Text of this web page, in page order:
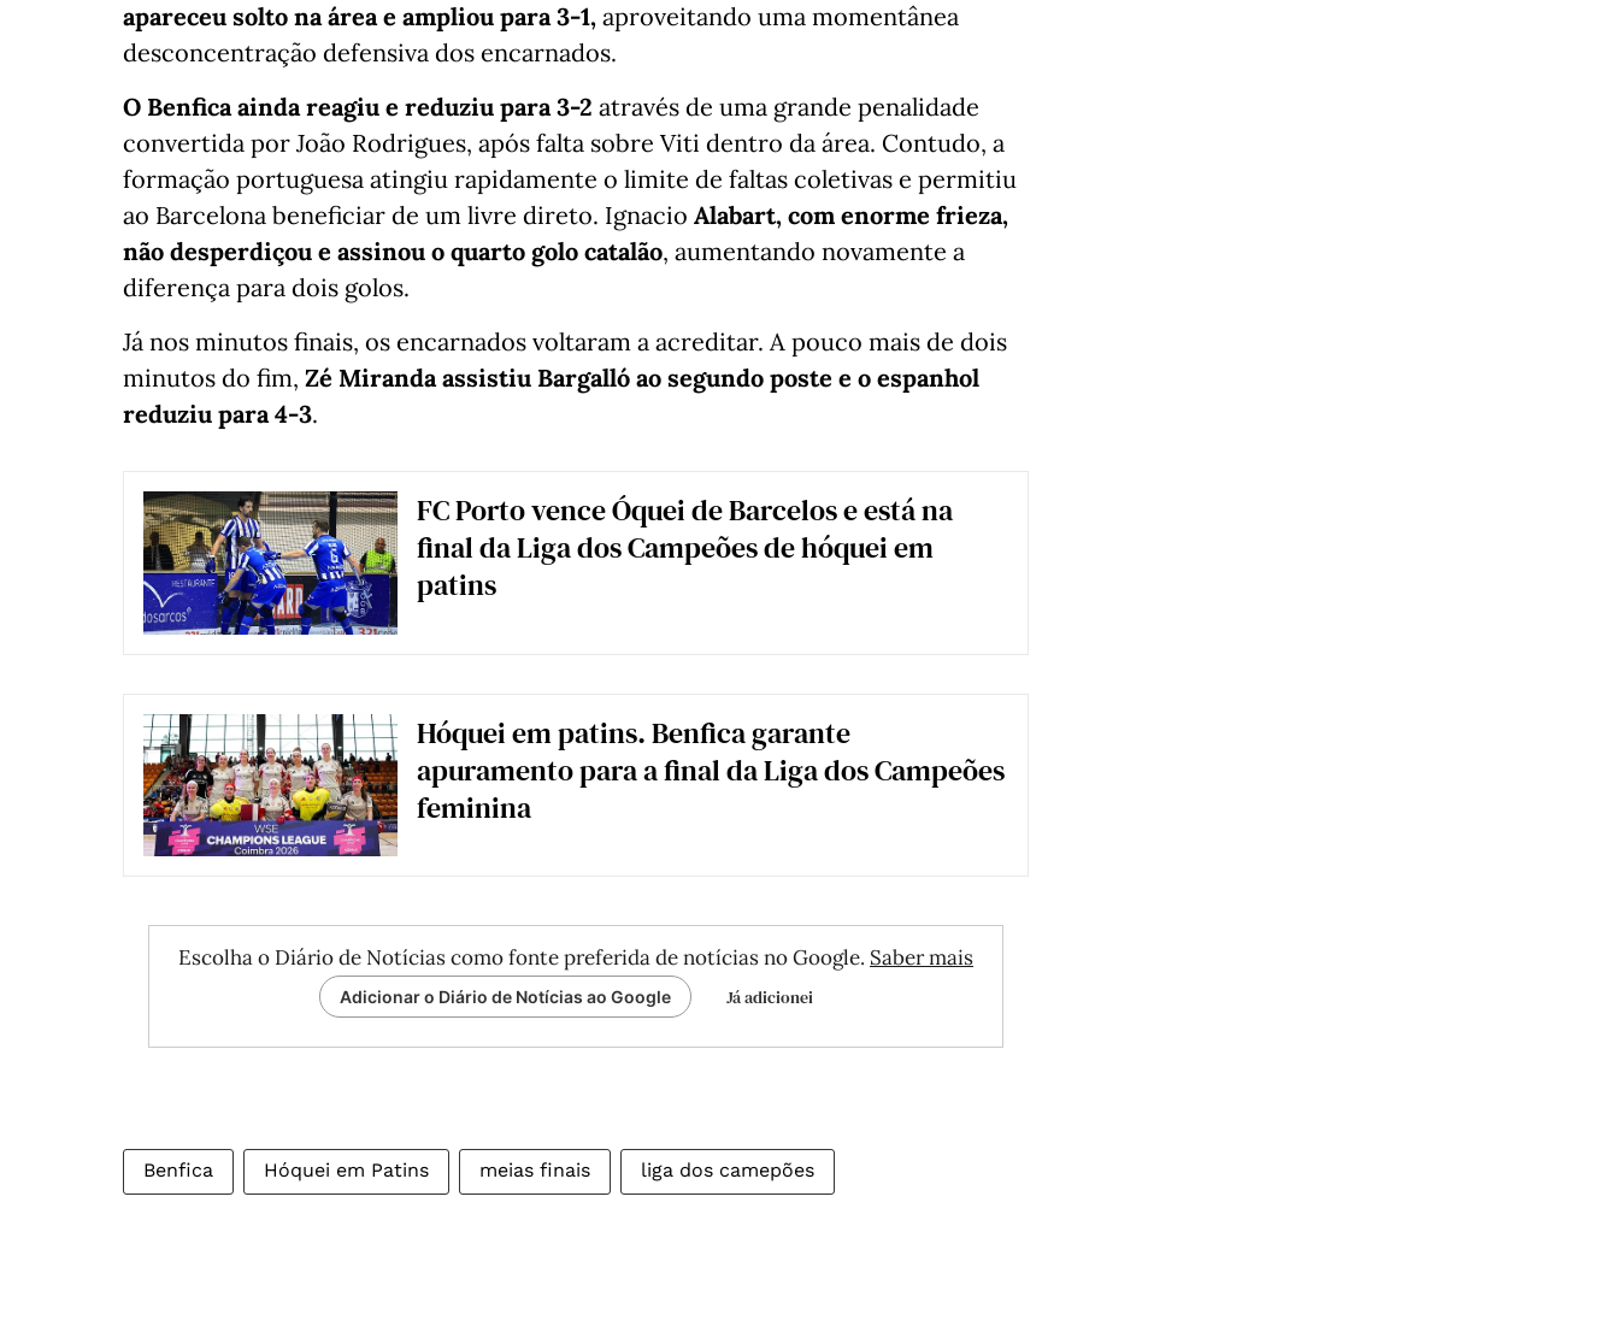
apareceu solto na área e ampliou para 3-1, aproveitando uma momentânea
desconcentração defensiva dos encarnados.
O Benfica ainda reagiu e reduziu para 3-2 através de uma grande penalidade
convertida por João Rodrigues, após falta sobre Viti dentro da área. Contudo, a
formação portuguesa atingiu rapidamente o limite de faltas coletivas e permitiu
ao Barcelona beneficiar de um livre direto. Ignacio Alabart, com enorme frieza,
não desperdiçou e assinou o quarto golo catalão, aumentando novamente a
diferença para dois golos.
Já nos minutos finais, os encarnados voltaram a acreditar. A pouco mais de dois
minutos do fim, Zé Miranda assistiu Bargalló ao segundo poste e o espanhol
reduziu para 4-3.
FC Porto vence Óquei de Barcelos e está na
final da Liga dos Campeões de hóquei em
patins
Hóquei em patins. Benfica garante
apuramento para a final da Liga dos Campeões
feminina
Escolha o Diário de Notícias como fonte preferida de notícias no Google. Saber mais
Adicionar o Diário de Notícias ao Google Já adicionei
Benfica Hóquei em Patins meias finais liga dos camepões